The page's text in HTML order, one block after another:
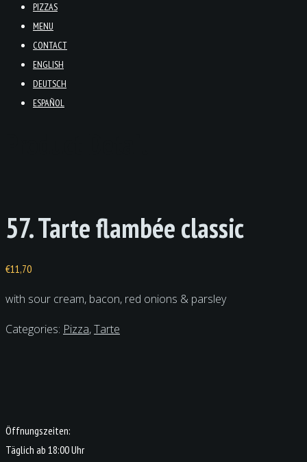
PIZZAS
MENU
CONTACT
ENGLISH
DEUTSCH
ESPAÑOL
57. Tarte flambée classic
€11,70
with sour cream, bacon, red onions & parsley
Categories: Pizza,Tarte
Öffnungszeiten:
Täglich ab 18:00 Uhr